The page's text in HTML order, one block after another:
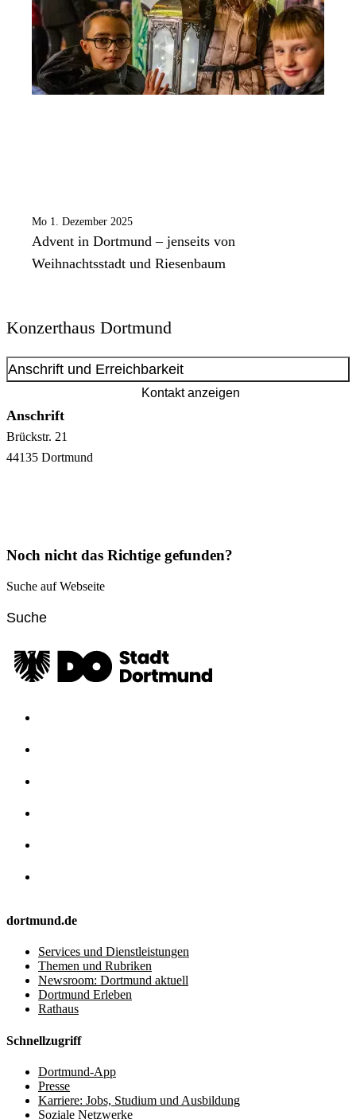
Mo 1. Dezember 2025
Advent in Dortmund – jenseits von
Weihnachtsstadt und Riesenbaum
Konzerthaus Dortmund
Anschrift und Erreichbarkeit
Kontakt anzeigen
Anschrift
Brückstr. 21
44135 Dortmund
Noch nicht das Richtige gefunden?
Suche auf Webseite
dortmund.de
Services und Dienstleistungen
Themen und Rubriken
Newsroom: Dortmund aktuell
Dortmund Erleben
Rathaus
Schnellzugriff
Dortmund-App
Presse
Karriere: Jobs, Studium und Ausbildung
Soziale Netzwerke